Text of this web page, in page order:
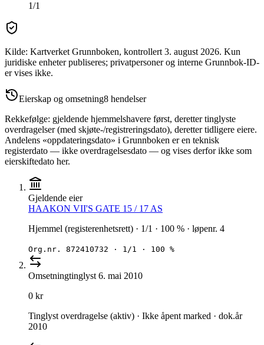
1/1
Kilde: Kartverket Grunnboken, kontrollert 3. august 2026. Kun
juridiske enheter publiseres; privatpersoner og interne Grunnbok-ID-
er vises ikke.
Eierskap og omsetning8 hendelser
Rekkefølge: gjeldende hjemmelshavere først, deretter tinglyste
overdragelser (med skjøte-/registreringsdato), deretter tidligere eiere.
Andelens «oppdateringsdato» i Grunnboken er en teknisk
registerdato — ikke overdragelsesdato — og vises derfor ikke som
eierskiftedato her.
Gjeldende eier
HAAKON VII'S GATE 15 / 17 AS
Hjemmel (registerenhetsrett) · 1/1 · 100 % · løpenr. 4
Org.nr. 872410732 · 1/1 · 100 %
Omsetningtinglyst 6. mai 2010
0 kr
Tinglyst overdragelse (aktiv) · Ikke åpent marked · dok.år
2010